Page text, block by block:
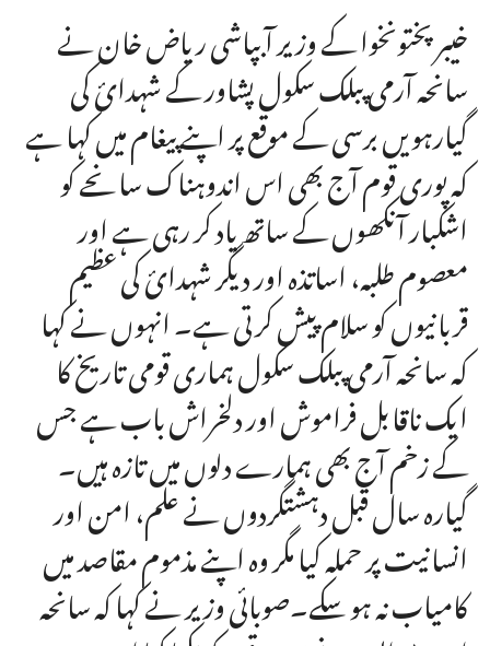
خیبر پختونخوا کے وزیر آبپاشی ریاض خان نے
سانحہ آرمی پبلک سکول پشاور کے شہدائ کی
گیارہویں برسی کے موقع پر اپنے پیغام میں کہا ہے
کہ پوری قوم آج بھی اس اندوہناک سانحے کو
اشکبار آنکھوں کے ساتھ یاد کر رہی ہے اور
معصوم طلبہ، اساتذہ اور دیگر شہدائ کی عظیم
قربانیوں کو سلام پیش کرتی ہے۔ انہوں نے کہا
کہ سانحہ آرمی پبلک سکول ہماری قومی تاریخ کا
ایک ناقابل فراموش اور دلخراش باب ہے جس
کے زخم آج بھی ہمارے دلوں میں تازہ ہیں۔
گیارہ سال قبل دہشتگردوں نے علم، امن اور
انسانیت پر حملہ کیا مگر وہ اپنے مذموم مقاصد میں
کامیاب نہ ہو سکے۔صوبائی وزیر نے کہا کہ سانحہ